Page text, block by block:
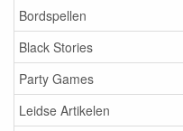
Bordspellen
Black Stories
Party Games
Leidse Artikelen